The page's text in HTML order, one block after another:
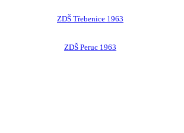
ZDŠ Třebenice 1963
ZDŠ Peruc 1963